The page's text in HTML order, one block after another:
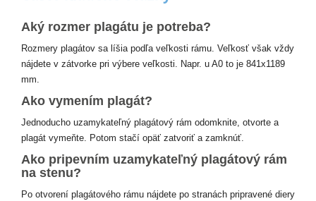
Aký rozmer plagátu je potreba?
Rozmery plagátov sa líšia podľa veľkosti rámu. Veľkosť však vždy
nájdete v zátvorke pri výbere veľkosti. Napr. u A0 to je 841x1189
mm.
Ako vymením plagát?
Jednoducho uzamykateľný plagátový rám odomknite, otvorte a
plagát vymeňte. Potom stačí opäť zatvoriť a zamknúť.
Ako pripevním uzamykateľný plagátový rám
na stenu?
Po otvorení plagátového rámu nájdete po stranách pripravené diery